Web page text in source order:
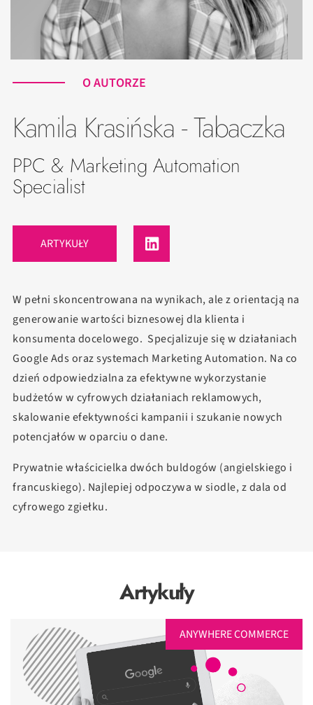
O AUTORZE
Kamila Krasińska - Tabaczka
PPC & Marketing Automation
Specialist
ARTYKUŁY
W pełni skoncentrowana na wynikach, ale z orientacją na
generowanie wartości biznesowej dla klienta i
konsumenta docelowego. Specjalizuje się w działaniach
Google Ads oraz systemach Marketing Automation. Na co
dzień odpowiedzialna za efektywne wykorzystanie
budżetów w cyfrowych działaniach reklamowych,
skalowanie efektywności kampanii i szukanie nowych
potencjałów w oparciu o dane.
Prywatnie właścicielka dwóch buldogów (angielskiego i
francuskiego). Najlepiej odpoczywa w siodle, z dala od
cyfrowego zgiełku.
Artykuły
ANYWHERE COMMERCE